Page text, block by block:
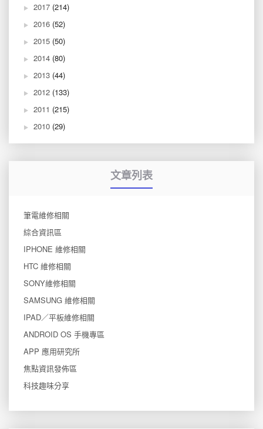
2017 (214)
2016 (52)
2015 (50)
2014 (80)
2013 (44)
2012 (133)
2011 (215)
2010 (29)
文章列表
筆電維修相關
綜合資訊區
IPHONE 維修相關
HTC 維修相關
SONY維修相關
SAMSUNG 維修相關
IPAD／平板維修相關
ANDROID OS 手機專區
APP 應用研究所
焦點資訊發佈區
科技趣味分享